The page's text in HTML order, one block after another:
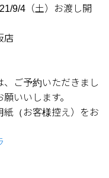
9/4（土）お渡し開
店
ご予約いただきまし
いいします。
紙（お客様控え）をお